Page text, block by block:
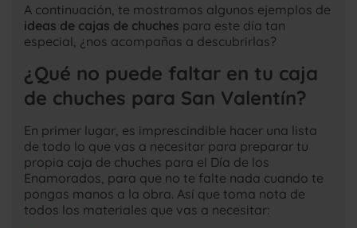
A continuación, te mostramos algunos ejemplos de
ideas de cajas de chuches para este día tan
especial, ¿nos acompañas a descubrirlas?
¿Qué no puede faltar en tu caja
de chuches para San Valentín?
En primer lugar, es imprescindible hacer una lista
de todo lo que vas a necesitar para preparar tu
propia caja de chuches para el Día de los
Enamorados, para que no te falte nada cuando te
pongas manos a la obra. Así que toma nota de
todos los materiales que vas a necesitar: